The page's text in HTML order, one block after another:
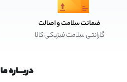
ضمانت سلامت و اصالت
گارانتی سلامت فیزیکی کالا
دربـــاره ما